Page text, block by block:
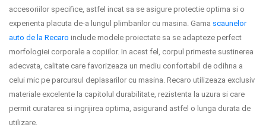
Despre noi
Regulament giveaway
Showroom
accesoriilor specifice, astfel incat sa se asigure protectie optima si o
experienta placuta de-a lungul plimbarilor cu masina. Gama scaunelor
auto de la Recaro include modele proiectate sa se adapteze perfect
morfologiei corporale a copiilor. In acest fel, corpul primeste sustinerea
adecvata, calitate care favorizeaza un mediu confortabil de odihna a
celui mic pe parcursul deplasarilor cu masina. Recaro utilizeaza exclusiv
materiale excelente la capitolul durabilitate, rezistenta la uzura si care
permit curatarea si ingrijirea optima, asigurand astfel o lunga durata de
utilizare.